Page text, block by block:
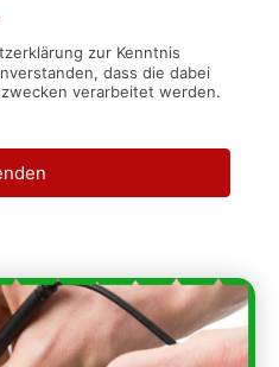
zur Kenntnis
dass die dabei
verarbeitet werden.